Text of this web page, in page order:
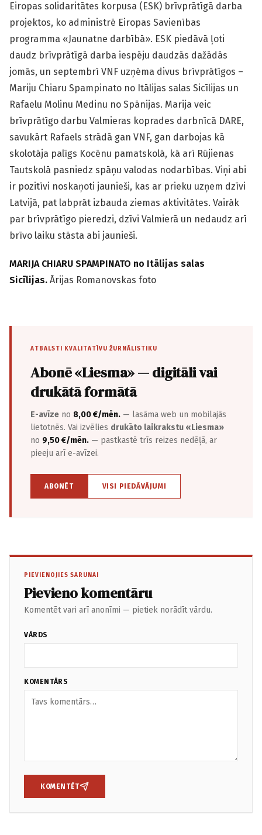
Eiropas solidaritātes korpusa (ESK) brīvprātīgā darba
projektos, ko administrē Eiropas Savienības
programma «Jaunatne darbībā». ESK piedāvā ļoti
daudz brīvprātīgā darba iespēju daudzās dažādās
jomās, un septembrī VNF uzņēma divus brīvprātīgos –
Mariju Chiaru Spampinato no Itālijas salas Sicīlijas un
Rafaelu Molinu Medinu no Spānijas. Marija veic
brīvprātīgo darbu Valmieras koprades darbnīcā DARE,
savukārt Rafaels strādā gan VNF, gan darbojas kā
skolotāja palīgs Kocēnu pamatskolā, kā arī Rūjienas
Tautskolā pasniedz spāņu valodas nodarbības. Viņi abi
ir pozitīvi noskaņoti jaunieši, kas ar prieku uzņem dzīvi
Latvijā, pat labprāt izbauda ziemas aktivitātes. Vairāk
par brīvprātīgo pieredzi, dzīvi Valmierā un nedaudz arī
brīvo laiku stāsta abi jaunieši.
MARIJA CHIARU SPAMPINATO no Itālijas salas
Sicīlijas. Ārijas Romanovskas foto
ATBALSTI KVALITATĪVU ŽURNĀLISTIKU
Abonē «Liesma» — digitāli vai
drukātā formātā
E-avīze no 8,00 €/mēn. — lasāma web un mobilajās
lietotnēs. Vai izvēlies drukāto laikrakstu «Liesma»
no 9,50 €/mēn. — pastkastē trīs reizes nedēļā, ar
pieeju arī e-avīzei.
ABONĒT VISI PIEDĀVĀJUMI
PIEVIENOJIES SARUNAI
Pievieno komentāru
Komentēt vari arī anonīmi — pietiek norādīt vārdu.
VĀRDS
KOMENTĀRS
KOMENTĒT